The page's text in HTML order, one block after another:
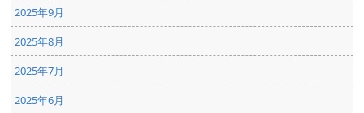
2025年9月
2025年8月
2025年7月
2025年6月